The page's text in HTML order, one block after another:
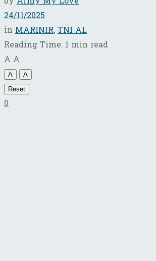
24/11/2025
in MARINIR,TNI AL
Reading Time: 1 min read
A A
A
A
Reset
0